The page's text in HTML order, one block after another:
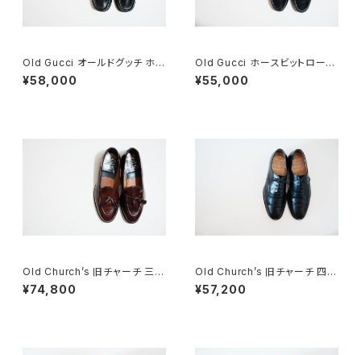
Old Gucci オールドグッチ ホー
スビットローファー 40 E Black
¥58,000
Old Gucci ホースビットローフ
ァー 38C BK
¥55,000
Old Church’s 旧チャーチ 三都
市 Keats タッセルローファー 6
5F
¥74,800
Old Church’s 旧チャーチ 四都
市 Consul 60F
¥57,200